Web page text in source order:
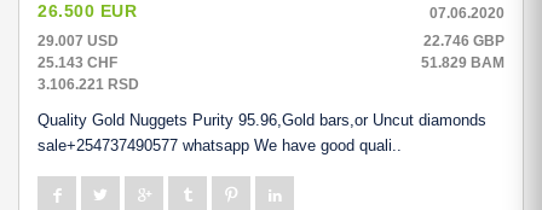
26.500 EUR
07.06.2020
29.007 USD
22.746 GBP
25.143 CHF
51.829 BAM
3.106.221 RSD
Quality Gold Nuggets Purity 95.96,Gold bars,or Uncut diamonds
sale+254737490577 whatsapp We have good quali..